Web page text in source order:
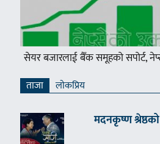
सेयर बजारलाई बैँक समूहको सपोर्ट,
ताजा लाेकप्रिय
मदनकृष्ण